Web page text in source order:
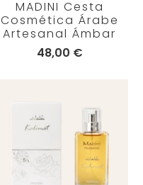
MADINI Cesta
Cosmética Árabe
Artesanal Ámbar
48,00 €